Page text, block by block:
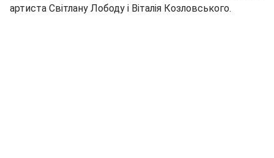
артиста Світлану Лободу і Віталія Козловського.